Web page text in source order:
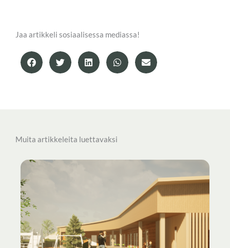
Jaa artikkeli sosiaalisessa mediassa!
Muita artikkeleita luettavaksi